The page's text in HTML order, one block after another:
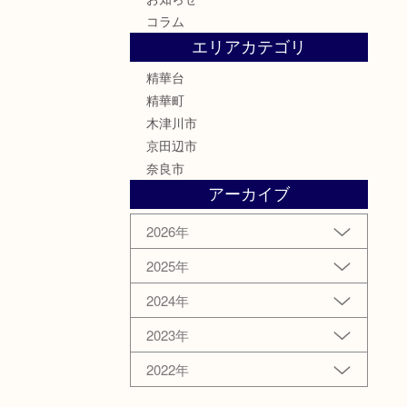
コラム
エリアカテゴリ
精華台
精華町
木津川市
京田辺市
奈良市
アーカイブ
2026年
2025年
2024年
2023年
2022年